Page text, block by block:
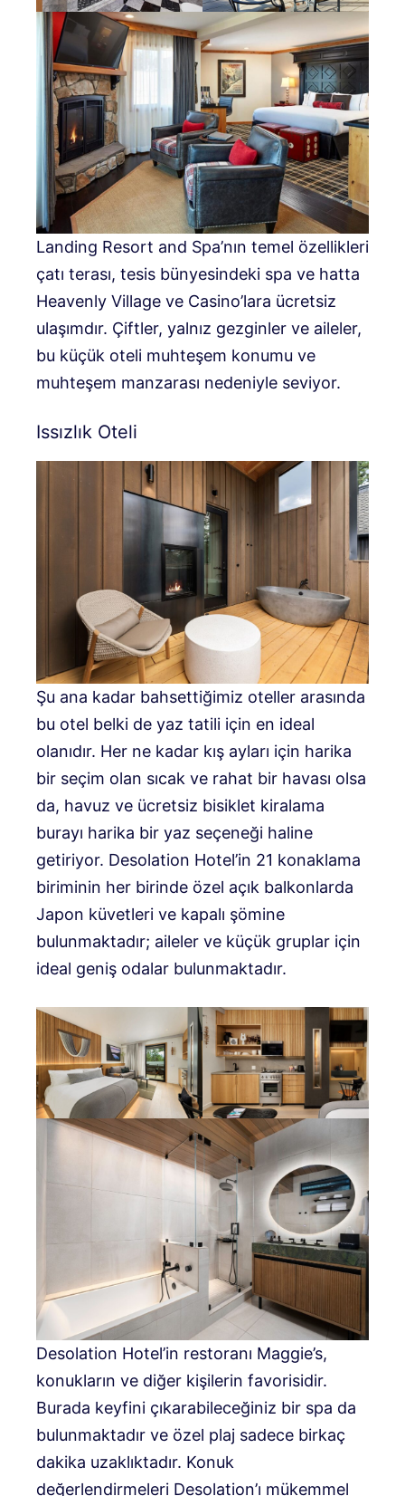
Landing Resort and Spa’nın temel özellikleri
çatı terası, tesis bünyesindeki spa ve hatta
Heavenly Village ve Casino’lara ücretsiz
ulaşımdır. Çiftler, yalnız gezginler ve aileler,
bu küçük oteli muhteşem konumu ve
muhteşem manzarası nedeniyle seviyor.
Issızlık Oteli
Şu ana kadar bahsettiğimiz oteller arasında
bu otel belki de yaz tatili için en ideal
olanıdır. Her ne kadar kış ayları için harika
bir seçim olan sıcak ve rahat bir havası olsa
da, havuz ve ücretsiz bisiklet kiralama
burayı harika bir yaz seçeneği haline
getiriyor. Desolation Hotel’in 21 konaklama
biriminin her birinde özel açık balkonlarda
Japon küvetleri ve kapalı şömine
bulunmaktadır; aileler ve küçük gruplar için
ideal geniş odalar bulunmaktadır.
Desolation Hotel’in restoranı Maggie’s,
konukların ve diğer kişilerin favorisidir.
Burada keyfini çıkarabileceğiniz bir spa da
bulunmaktadır ve özel plaj sadece birkaç
dakika uzaklıktadır. Konuk
değerlendirmeleri Desolation’ı mükemmel